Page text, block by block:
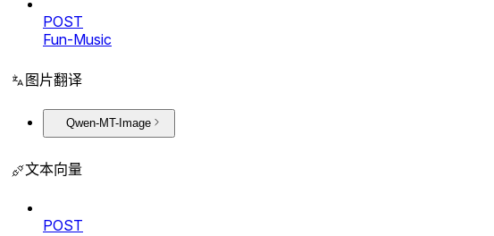
POST
Fun-Music
图片翻译
Qwen-MT-Image
文本向量
POST